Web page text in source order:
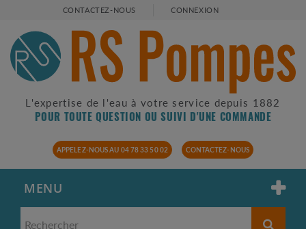
CONTACTEZ-NOUS CONNEXION
L'expertise de l'eau à votre service depuis 1882
POUR TOUTE QUESTION OU SUIVI D'UNE COMMANDE
APPELEZ-NOUS AU 04 78 33 50 02 CONTACTEZ-NOUS
MENU